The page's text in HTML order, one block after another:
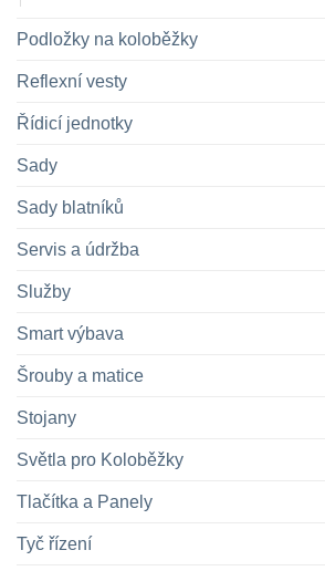
Podložky na koloběžky
Reflexní vesty
Řídicí jednotky
Sady
Sady blatníků
Servis a údržba
Služby
Smart výbava
Šrouby a matice
Stojany
Světla pro Koloběžky
Tlačítka a Panely
Tyč řízení